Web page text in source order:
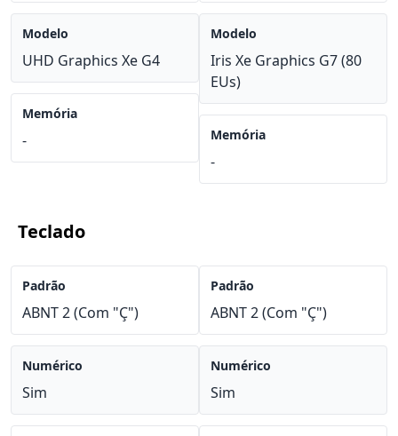
Modelo
UHD Graphics Xe G4
Memória
-
Modelo
Iris Xe Graphics G7 (80
EUs)
Memória
-
Teclado
Padrão
ABNT 2 (Com "Ç")
Numérico
Sim
Padrão
ABNT 2 (Com "Ç")
Numérico
Sim